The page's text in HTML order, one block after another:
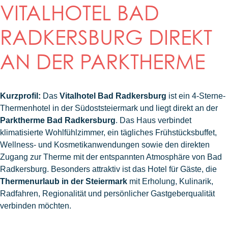
VITALHOTEL BAD
RADKERSBURG DIREKT
AN DER PARKTHERME
Kurzprofil: Das Vitalhotel Bad Radkersburg ist ein 4-Sterne-
Thermenhotel in der Südoststeiermark und liegt direkt an der
Parktherme Bad Radkersburg. Das Haus verbindet
klimatisierte Wohlfühlzimmer, ein tägliches Frühstücksbuffet,
Wellness- und Kosmetikanwendungen sowie den direkten
Zugang zur Therme mit der entspannten Atmosphäre von Bad
Radkersburg. Besonders attraktiv ist das Hotel für Gäste, die
Thermenurlaub in der Steiermark mit Erholung, Kulinarik,
Radfahren, Regionalität und persönlicher Gastgeberqualität
verbinden möchten.